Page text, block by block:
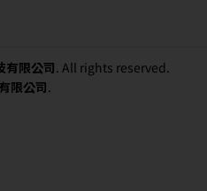
有限公司. All rights reserved.
限公司.